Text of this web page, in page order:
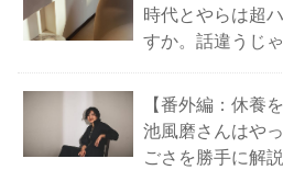
時代とやらは超
すか。話違うじ
【番外編：休養
池風磨さんはや
ごさを勝手に解